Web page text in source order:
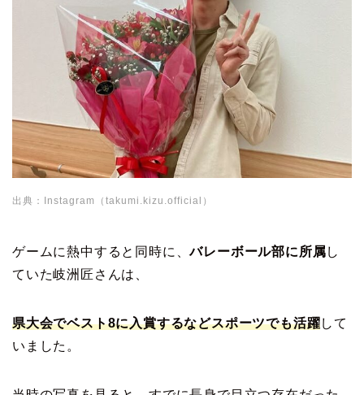
出典：Instagram（takumi.kizu.official）
ゲームに熱中すると同時に、バレーボール部に所属し
ていた岐洲匠さんは、
県大会でベスト8に入賞するなどスポーツでも活躍して
いました。